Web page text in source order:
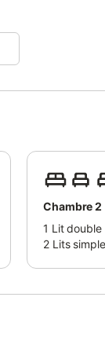
Chambre 2
1 Lit double
2 Lits